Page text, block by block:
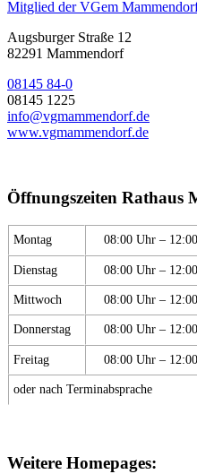
Mitglied der VGem
Augsburger Straße 12
82291 Mammendorf
08145 84-0
08145 1225
info@vgmammendorf.de
www.vgmammendorf.de
Öffnungszeiten Rathaus
Montag 08:00 Uhr –
Dienstag 08:00 Uhr –
Mittwoch 08:00 Uhr –
Donnerstag 08:00 Uhr –
Freitag 08:00 Uhr –
oder nach Terminabsprache
Weitere Homepages: